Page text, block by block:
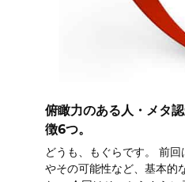
俯瞰力のある人・メタ
徴6つ。
どうも、もぐらです。 前
やその可能性など、基本的